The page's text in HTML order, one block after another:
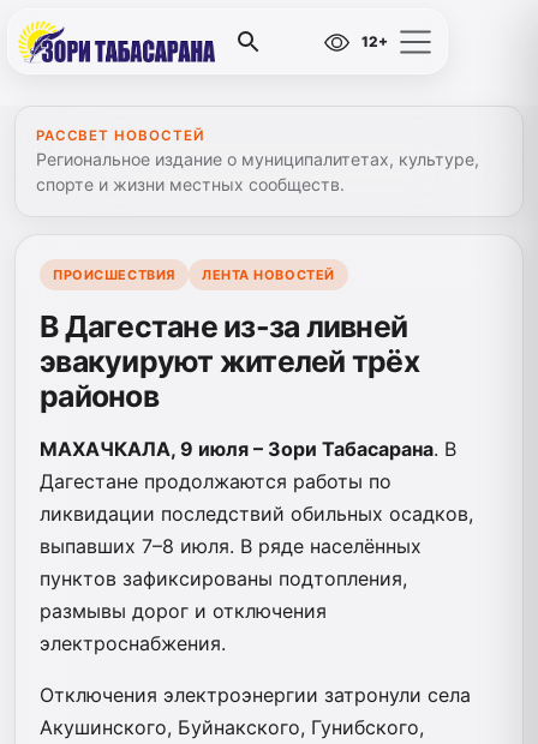
12+
РАССВЕТ НОВОСТЕЙ
Региональное издание о муниципалитетах, культуре,
спорте и жизни местных сообществ.
ПРОИСШЕСТВИЯ ЛЕНТА НОВОСТЕЙ
В Дагестане из-за ливней
эвакуируют жителей трёх
районов
МАХАЧКАЛА, 9 июля – Зори Табасарана. В
Дагестане продолжаются работы по
ликвидации последствий обильных осадков,
выпавших 7–8 июля. В ряде населённых
пунктов зафиксированы подтопления,
размывы дорог и отключения
электроснабжения.
Отключения электроэнергии затронули села
Акушинского, Буйнакского, Гунибского,